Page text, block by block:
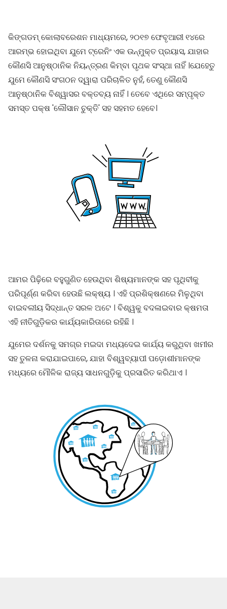
କିଙ୍ଗଡମ୍ କୋଲାବରେଶନ ମାଧ୍ୟମରେ, ୨୦୧୭ ଫେବୃଆରୀ ୧୪ରେ
ଆରମ୍ଭ ହୋଇଥିବା ଯୁମେ ଟ୍ରେନିଂ ଏକ ଉନ୍ମୁକ୍ତ ପ୍ରୟାସ, ଯାହାର
କୌଣସି ଆନୁଷ୍ଠାନିକ ନିୟନ୍ତ୍ରଣ କିମ୍ବା ପୃଥକ ସଂସ୍ଥା ନାହିଁ ।ଯେହେତୁ
ଯୁମେ କୌଣସି ସଂଗଠନ ଦ୍ୱାରା ପରିଚାଳିତ ନୁହଁ, ତେଣୁ କୌଣସି
ଆନୁଷ୍ଠାନିକ ବିଶ୍ୱାସର ବକ୍ତବ୍ୟ ନାହିଁ । ତେବେ ଏଥିରେ ସମ୍ପୃକ୍ତ
ସମସ୍ତ ପକ୍ଷ 'ଲୌସାନ ଚୁକ୍ତି' ସହ ସହମତ ହେବେ।
ଆମର ପିଢ଼ିରେ ବହୁଗୁଣିତ ହେଉଥିବା ଶିଷ୍ୟମାନଙ୍କ ସହ ପୃଥିବୀକୁ
ପରିପୂର୍ଣ୍ଣ କରିବା ହେଉଛି ଲକ୍ଷ୍ୟ । ଏହି ପ୍ରଶିକ୍ଷଣରେ ମିଳୁଥିବା
ବାଇବଲୀୟ ସିଦ୍ଧାନ୍ତ ସରଳ ଅଟେ । ବିଶ୍ୱକୁ ବଦଳାଇବାର କ୍ଷମତା
ଏହି ନୀତିଗୁଡ଼ିକର କାର୍ଯ୍ୟକାରିତାରେ ରହିଛି ।
ଯୁମେର ଦର୍ଶନକୁ ସମଗ୍ର ମଇଦା ମଧ୍ୟଦେଇ କାର୍ଯ୍ୟ କରୁଥିବା ଖମୀର
ସହ ତୁଳନା କରାଯାଇପାରେ, ଯାହା ବିଶ୍ୱବ୍ୟାପୀ ପଡ଼ୋଶୀମାନଙ୍କ
ମଧ୍ୟରେ ମୌଳିକ ରାଜ୍ୟ ସାଧନଗୁଡ଼ିକୁ ପ୍ରସାରିତ କରିଥାଏ ।